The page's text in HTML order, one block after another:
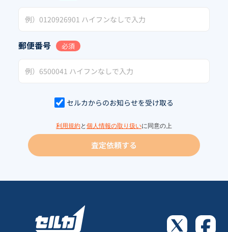
郵便番号 必須
セルカからのお知らせを受け取る
利用規約と 個人情報の取り扱いに同意の上
査定依頼する